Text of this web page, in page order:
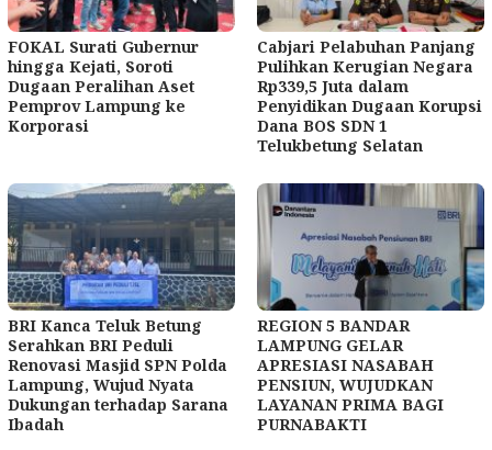
FOKAL Surati Gubernur
hingga Kejati, Soroti
Dugaan Peralihan Aset
Pemprov Lampung ke
Korporasi
Cabjari Pelabuhan Panjang
Pulihkan Kerugian Negara
Rp339,5 Juta dalam
Penyidikan Dugaan Korupsi
Dana BOS SDN 1
Telukbetung Selatan
BRI Kanca Teluk Betung
Serahkan BRI Peduli
Renovasi Masjid SPN Polda
Lampung, Wujud Nyata
Dukungan terhadap Sarana
Ibadah
REGION 5 BANDAR
LAMPUNG GELAR
APRESIASI NASABAH
PENSIUN, WUJUDKAN
LAYANAN PRIMA BAGI
PURNABAKTI